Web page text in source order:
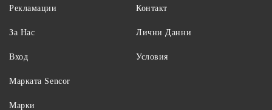
Рекламации
За Нас
Вход
Контакт
Лични Данни
Условия
Maрката Sencor
Марки